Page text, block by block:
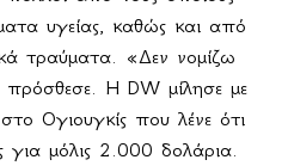
υγείας, καθώς και από
τραύματα. «Δεν νομίζω
Η DW μίλησε με
Ογιουγκίς που λένε ότι
μόλις 2.000 δολάρια.